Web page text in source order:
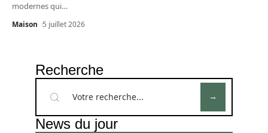
modernes qui…
Maison 5 juillet 2026
Recherche
News du jour